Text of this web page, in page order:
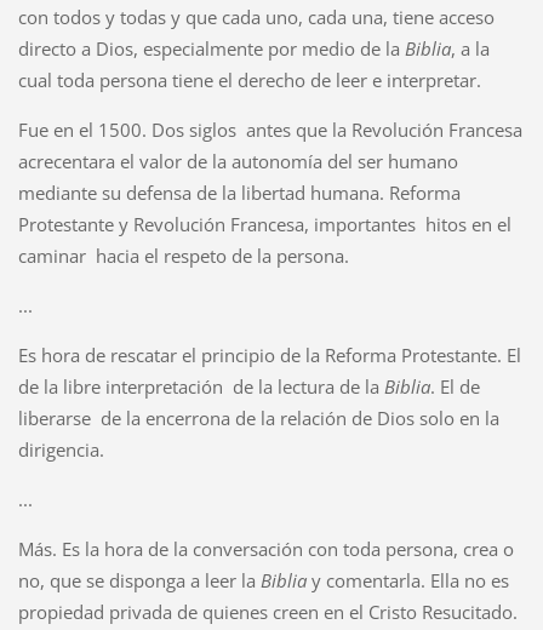
con todos y todas y que cada uno, cada una, tiene acceso
directo a Dios, especialmente por medio de la Biblia, a la
cual toda persona tiene el derecho de leer e interpretar.
Fue en el 1500. Dos siglos antes que la Revolución Francesa
acrecentara el valor de la autonomía del ser humano
mediante su defensa de la libertad humana. Reforma
Protestante y Revolución Francesa, importantes hitos en el
caminar hacia el respeto de la persona.
...
Es hora de rescatar el principio de la Reforma Protestante. El
de la libre interpretación de la lectura de la Biblia. El de
liberarse de la encerrona de la relación de Dios solo en la
dirigencia.
...
Más. Es la hora de la conversación con toda persona, crea o
no, que se disponga a leer la Biblia y comentarla. Ella no es
propiedad privada de quienes creen en el Cristo Resucitado.